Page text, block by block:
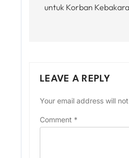
untuk Korban
LEAVE A REPLY
Your email address will
Comment *